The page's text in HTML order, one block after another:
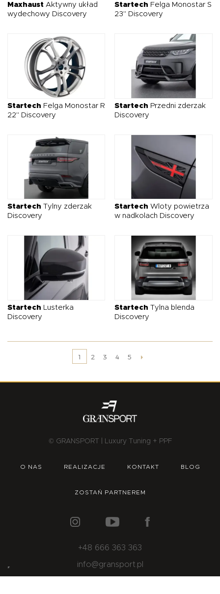
Maxhaust Aktywny układ
wydechowy Discovery
Startech Felga Monostar S
23" Discovery
Startech Felga Monostar R
22" Discovery
Startech Przedni zderzak
Discovery
Startech Tylny zderzak
Discovery
Startech Wloty powietrza
w nadkolach Discovery
Startech Lusterka
Discovery
Startech Tylna blenda
Discovery
1 2 3 4 5
© GRANSPORT | Luxury Tuning + PPF
O NAS REALIZACJE KONTAKT BLOG
ZOSTAŃ PARTNEREM
+48 666 363 363
info@gransport.pl